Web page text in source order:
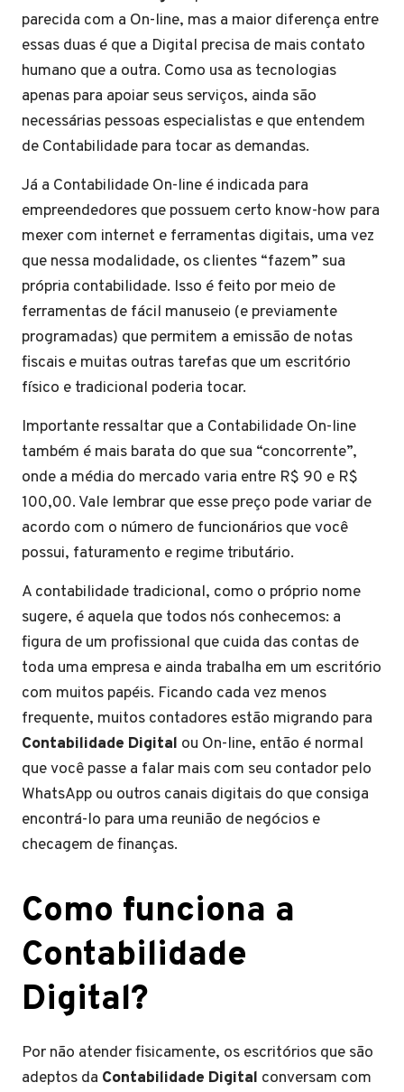
parecida com a On-line, mas a maior diferença entre
essas duas é que a Digital precisa de mais contato
humano que a outra. Como usa as tecnologias
apenas para apoiar seus serviços, ainda são
necessárias pessoas especialistas e que entendem
de Contabilidade para tocar as demandas.
Já a Contabilidade On-line é indicada para
empreendedores que possuem certo know-how para
mexer com internet e ferramentas digitais, uma vez
que nessa modalidade, os clientes “fazem” sua
própria contabilidade. Isso é feito por meio de
ferramentas de fácil manuseio (e previamente
programadas) que permitem a emissão de notas
fiscais e muitas outras tarefas que um escritório
físico e tradicional poderia tocar.
Importante ressaltar que a Contabilidade On-line
também é mais barata do que sua “concorrente”,
onde a média do mercado varia entre R$ 90 e R$
100,00. Vale lembrar que esse preço pode variar de
acordo com o número de funcionários que você
possui, faturamento e regime tributário.
A contabilidade tradicional, como o próprio nome
sugere, é aquela que todos nós conhecemos: a
figura de um profissional que cuida das contas de
toda uma empresa e ainda trabalha em um escritório
com muitos papéis. Ficando cada vez menos
frequente, muitos contadores estão migrando para
Contabilidade Digital ou On-line, então é normal
que você passe a falar mais com seu contador pelo
WhatsApp ou outros canais digitais do que consiga
encontrá-lo para uma reunião de negócios e
checagem de finanças.
Como funciona a
Contabilidade
Digital?
Por não atender fisicamente, os escritórios que são
adeptos da Contabilidade Digital conversam com